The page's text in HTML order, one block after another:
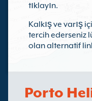
tıklayın.
Kalkış ve varış
tercih ederseniz
olan alternatif
Porto